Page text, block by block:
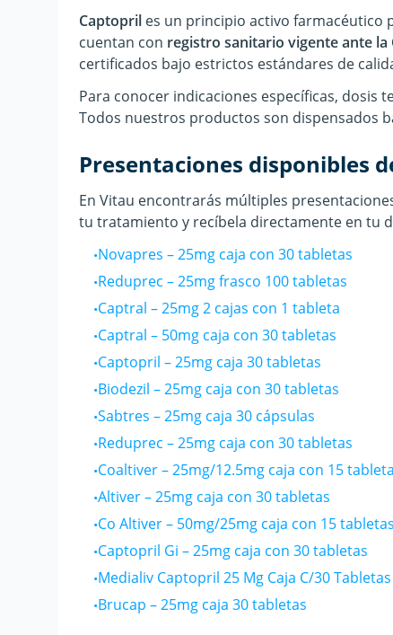
Captopril es un principio activo farmacéutico
cuentan con registro sanitario vigente ante la
certificados bajo estrictos estándares de
Para conocer indicaciones específicas, dosis
Todos nuestros productos son dispensados
Presentaciones disponibles
En Vitau encontrarás múltiples
tu tratamiento y recíbela directamente en tu
•Novapres –25mg caja con 30 tabletas
•Reduprec –25mg frasco 100 tabletas
•Captral –25mg 2 cajas con 1 tableta
•Captral – 50mg caja con 30 tabletas
•Captopril –25mg caja 30 tabletas
•Biodezil –25mg caja con 30 tabletas
•Sabtres –25mg caja 30 cápsulas
•Reduprec –25mg caja con 30 tabletas
•Coaltiver–25mg/12.5mg caja con 15
•Altiver–25mg caja con 30 tabletas
•Co Altiver– 50mg/25mg caja con 15 tabletas
•Captopril Gi –25mg caja con 30 tabletas
•Medialiv Captopril 25 Mg Caja C/30 Tabletas
•Brucap –25mg caja 30 tabletas